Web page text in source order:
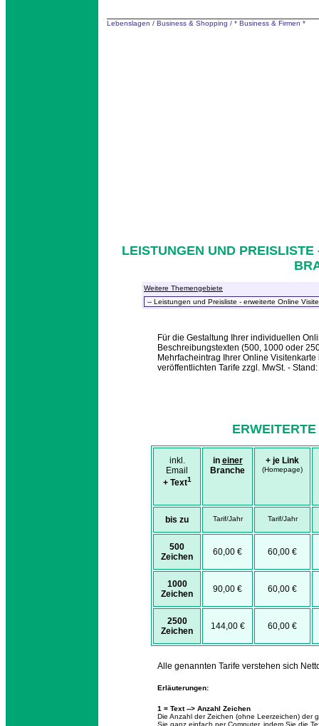
Lebenslagen / Business & Shopping / * Business & Firmen *
LEISTUNGEN UND
Weitere Themengebiete
Für die Gestaltung Ihrer individuellen
Beschreibungstexten (500, 1000 oder
Mehrfacheintrag Ihrer Online
veröffentlichten Tarife zzgl. MwSt. -
inkl.
Email
+ Text1
in einer
Branche
+ je Link
(Homepage)
bis zu Tarif/Jahr Tarif/Jahr
500
Zeichen
60,00 € 60,00 €
1000
Zeichen
90,00 € 60,00 €
2500
Zeichen
144,00 € 60,00 €
Alle genannten Tarife verstehen sich
Erläuterungen:
1 = Text --> Anzahl Zeichen
Die Anzahl der Zeichen (ohne Leerzeichen) der
Sie ganz einfach per Computer, indem Sie die